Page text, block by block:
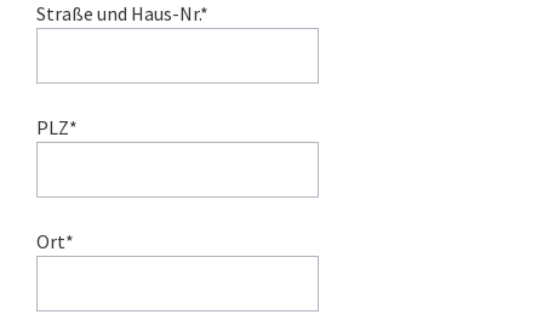
Straße und Haus-Nr.*
PLZ*
Ort*